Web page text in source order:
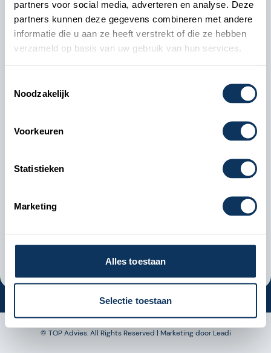
partners voor social media, adverteren en analyse. Deze
partners kunnen deze gegevens combineren met andere
informatie die u aan ze heeft verstrekt of die ze hebben
verzameld op basis van uw gebruik van hun services.
Noodzakelijk
Voorkeuren
Statistieken
Marketing
Alles toestaan
Selectie toestaan
Start the quiz
© TOP Advies. All Rights Reserved | Marketing door Leadi